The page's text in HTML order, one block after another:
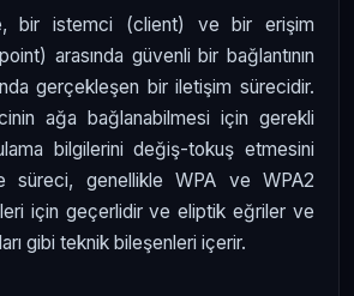
bir istemci (client) ve bir erişim
arasında güvenli bir bağlantının
gerçekleşen bir iletişim sürecidir.
ağa bağlanabilmesi için gerekli
bilgilerini değiş-tokuş etmesini
süreci, genellikle WPA ve WPA2
için geçerlidir ve eliptik eğriler ve
gibi teknik bileşenleri içerir.